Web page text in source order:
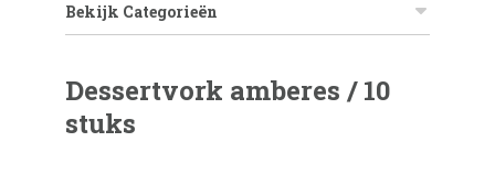
Bekijk Categorieën
Dessertvork amberes / 10
stuks